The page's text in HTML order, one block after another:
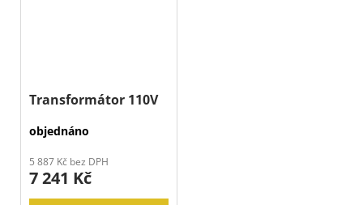
Transformátor 110V
objednáno
5 887 Kč bez DPH
7 241 Kč